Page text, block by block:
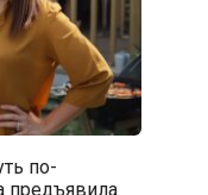
по-
предъявила